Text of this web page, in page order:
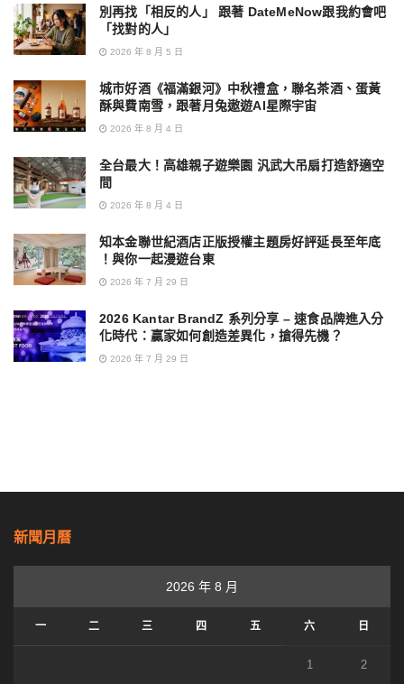
別再找「相反的人」 跟著 DateMeNow跟我約會吧
「找對的人」
2026 年 8 月 5 日
城市好酒《福滿銀河》中秋禮盒，聯名茶酒、蛋黃
酥與費南雪，跟著月兔遨遊AI星際宇宙
2026 年 8 月 4 日
全台最大！高雄親子遊樂園 汎武大吊扇打造舒適空
間
2026 年 8 月 4 日
知本金聯世紀酒店正版授權主題房好評延長至年底
！與你一起漫遊台東
2026 年 7 月 29 日
2026 Kantar BrandZ 系列分享 – 速食品牌進入分
化時代：贏家如何創造差異化，搶得先機？
2026 年 7 月 29 日
新聞月曆
2026 年 8 月
一 二 三 四 五 六 日
1 2